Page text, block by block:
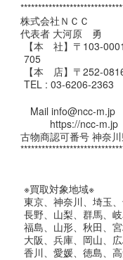
株式会社ＮＣＣ
代表者 大河原 勇
【本 社】〒103-
705
【本 店】〒252-
TEL : 03-6206-2363
Mail info@ncc-m.jp
https://ncc-m.jp
古物商認可番号 神奈
※買取対象地域※
東京、神奈川、埼玉
長野、山梨、群馬、岐
福島、山形、秋田、宮
大阪、兵庫、岡山、広
香川、愛媛、徳島、高